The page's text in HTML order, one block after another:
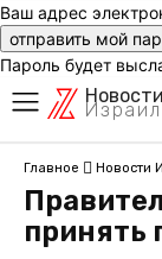
Ваш адрес
Пароль будет
Новости
Главное Новости
принять